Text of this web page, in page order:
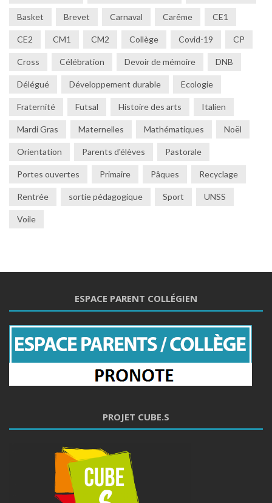
Basket Brevet Carnaval Carême CE1
CE2 CM1 CM2 Collège Covid-19 CP
Cross Célébration Devoir de mémoire DNB
Délégué Développement durable Ecologie
Fraternité Futsal Histoire des arts Italien
Mardi Gras Maternelles Mathématiques Noël
Orientation Parents d'élèves Pastorale
Portes ouvertes Primaire Pâques Recyclage
Rentrée sortie pédagogique Sport UNSS
Voile
ESPACE PARENT COLLÉGIEN
PROJET CUBE.S